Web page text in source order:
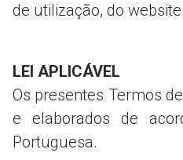
de utilização, do website.
LEI APLICÁVEL
Os presentes Termos
e elaborados de
Portuguesa.